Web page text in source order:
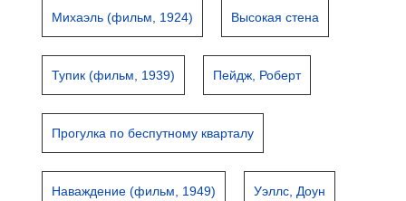
Михаэль (фильм, 1924) Высокая стена
Тупик (фильм, 1939) Пейдж, Роберт
Прогулка по беспутному кварталу
Наваждение (фильм, 1949) Уэллс, Доун